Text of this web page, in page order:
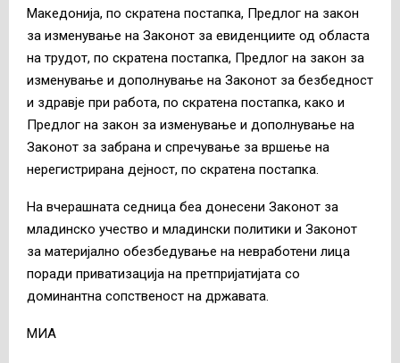
Македонија, по скратена постапка, Предлог на закон
за изменување на Законот за евиденциите од областа
на трудот, по скратена постапка, Предлог на закон за
изменување и дополнување на Законот за безбедност
и здравје при работа, по скратена постапка, како и
Предлог на закон за изменување и дополнување на
Законот за забрана и спречување за вршење на
нерегистрирана дејност, по скратена постапка.
На вчерашната седница беа донесени Законот за
младинско учество и младински политики и Законот
за материјално обезбедување на невработени лица
поради приватизација на претпријатијата со
доминантна сопственост на државата.
МИА